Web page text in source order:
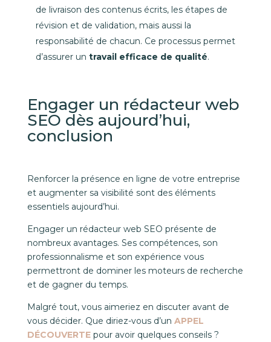
de livraison des contenus écrits, les étapes de
révision et de validation, mais aussi la
responsabilité de chacun. Ce processus permet
d’assurer un travail efficace de qualité.
Engager un rédacteur web
SEO dès aujourd’hui,
conclusion
Renforcer la présence en ligne de votre entreprise
et augmenter sa visibilité sont des éléments
essentiels aujourd’hui.
Engager un rédacteur web SEO présente de
nombreux avantages. Ses compétences, son
professionnalisme et son expérience vous
permettront de dominer les moteurs de recherche
et de gagner du temps.
Malgré tout, vous aimeriez en discuter avant de
vous décider. Que diriez-vous d’un APPEL
DÉCOUVERTEpour avoir quelques conseils ?